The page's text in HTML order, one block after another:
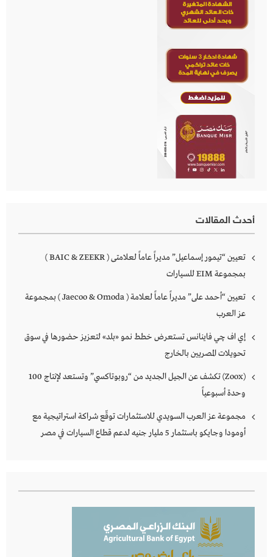
أحدث المقالات
تعيين “تيمور إسماعيل” مديراً عاماً لعلامتى ( BAIC & ZEEKR )
بمجموعة EIM للسيارات
تعيين “أحمد على” مديراً عاماً لعلامة ( Jaecoo & Omoda ) بمجموعة
عز العرب
إي اف چي فاينانس تستعرض خطط نمو «بلد» لتعزيز حضورها في سوق
تحويلات المصريين بالخارج
(Zoox) تكشف عن الجيل الجديد من “روبوتاكسي” وتستعد لإنتاج 100
وحدة أسبوعياً
مجموعة عز العرب السويدي للاستثمارات توقّع شراكة استراتيجية مع
أومودا وجايكو باستثمار 5 مليار جنيه لدعم قطاع السيارات في مصر